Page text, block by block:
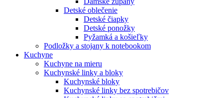
Detské oblečenie
Detské čiapky
Detské ponožky
Pyžamká a košieľky
Podložky a stojany k notebookom
Kuchyne
Kuchyne na mieru
Kuchynské linky a bloky
Kuchynské bloky
Kuchynské linky bez spotrebičov